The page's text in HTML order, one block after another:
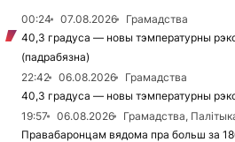
00:24 07.08.2026
Грамадства
40,3 градуса — новы тэмпературны
(падрабязна)
22:42
06.08.2026
Грамадства
40,3 градуса — новы тэмпературны
19:57
06.08.2026
Грамадства,
Правабаронцам вядома пра больш за